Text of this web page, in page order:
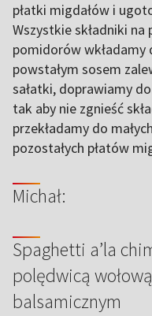
płatki migdałów i
Wszystkie składniki
pomidorów wkładamy
powstałym sosem
sałatki, doprawiamy
tak aby nie zgnieść
przekładamy do
pozostałych płatów
Michał:
Spaghetti a’la
polędwicą
balsamicznym